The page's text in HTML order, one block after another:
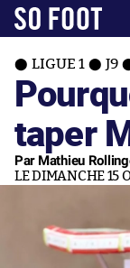
LIGUE 1 J9
taper
Par Mathieu
LE DIMANCHE 15